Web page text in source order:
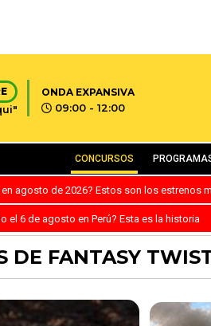
ONDA EXPANSIVA
09:00 - 12:00
CONCURSOS
agosto de 2026? Estos son los estrenos
el 6 de agosto en Perú? Esta es la historia
DE FANTASY